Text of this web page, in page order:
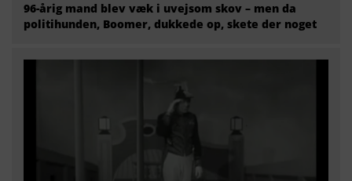
96-årig mand blev væk i uvejsom skov – men da
politihunden, Boomer, dukkede op, skete der noget